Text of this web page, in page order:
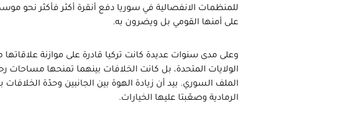
للمنظمات الانفصالية في سوريا دفع أنقرة أكثر فأكثر نحو
على أمنها القومي بل ويضرون به.
وعلى مدى سنوات عديدة كانت تركيا قادرة على موازنة علاقاتها
الولايات المتحدة، بل كانت الخلافات بينهما تمنحها مساحات
الملف السوري. بيد أن زيادة الهوة بين الجانبين وحدّة
الرمادية وصعّبتا عليها الخيارات.